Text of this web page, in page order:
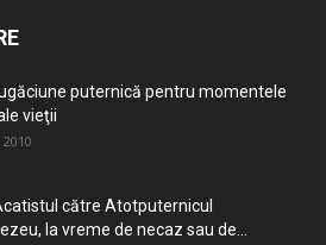
puternică pentru momentele
vieţii
către Atotputernicul
la vreme de necaz sau de...